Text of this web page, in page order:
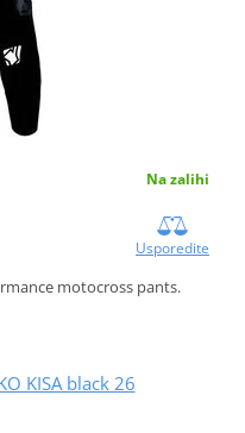
Na zalihi
Usporedite
motocross pants.
KISA black 26